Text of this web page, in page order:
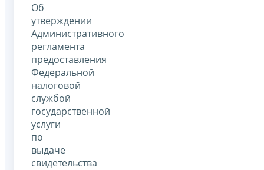
Об
утверждении
Административного
регламента
предоставления
Федеральной
налоговой
службой
государственной
услуги
по
выдаче
свидетельства